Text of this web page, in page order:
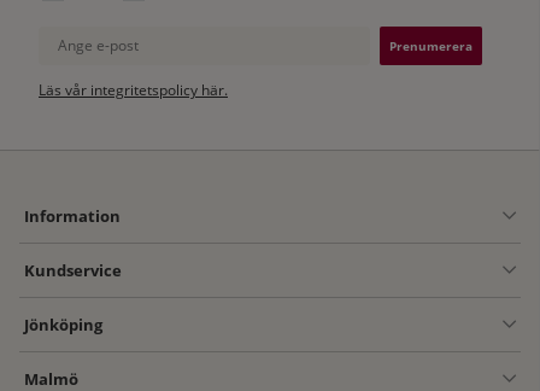
Ange e-post
Läs vår integritetspolicy här.
Information
Kundservice
Jönköping
Malmö